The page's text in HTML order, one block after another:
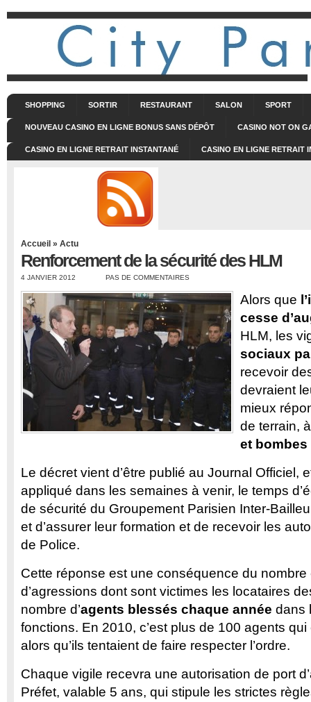
SHOPPING SORTIR RESTAURANT SALON SPORT
NOUVEAU CASINO EN LIGNE BONUS SANS DÉPÔT CASINO NOT ON
CASINO EN LIGNE RETRAIT INSTANTANÉ CASINO EN LIGNE RETRAIT
Accueil » Actu
Renforcement de la sécurité des HLM
4 JANVIER 2012 PAS DE COMMENTAIRES
Alors que
cesse
HLM, les
sociaux
recevoir
devraient
mieux
de terrain,
et
Le décret vient d’être publié au Journal Officiel,
appliqué dans les semaines à venir, le temps
de sécurité du Groupement Parisien Inter-
et d’assurer leur formation et de recevoir les
de Police.
Cette réponse est une conséquence du nombre
d’agressions dont sont victimes les locataires
nombre d’agents blessés chaque année dans
fonctions. En 2010, c’est plus de 100 agents
alors qu’ils tentaient de faire respecter l’ordre.
Chaque vigile recevra une autorisation de port
Préfet, valable 5 ans, qui stipule les strictes